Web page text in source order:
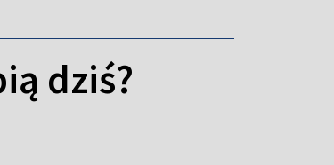
dziś?